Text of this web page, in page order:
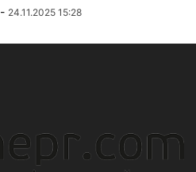
- 24.11.2025 15:28